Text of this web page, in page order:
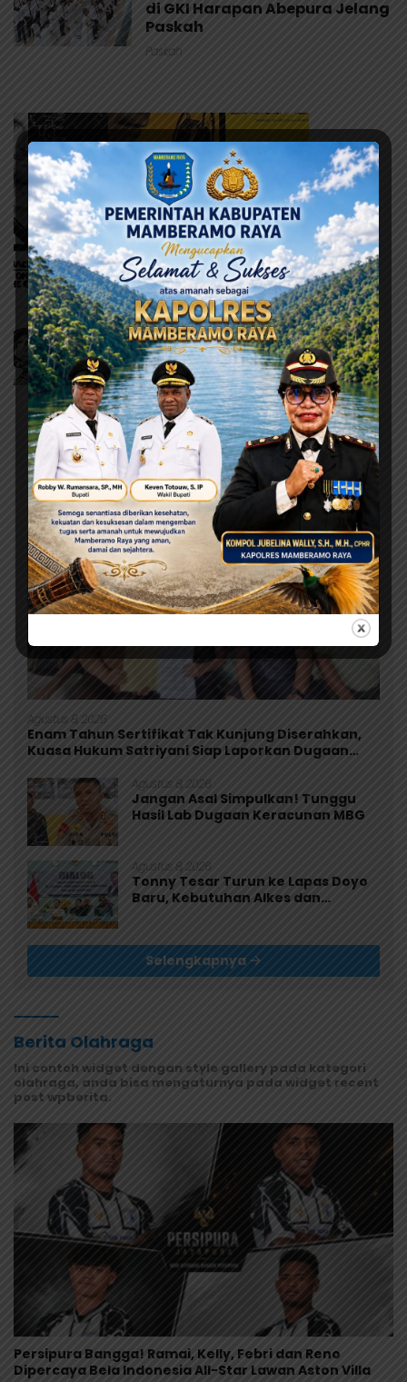
di GKI Harapan Abepura Jelang
Paskah
Paskah
Berita Terbaru
Ini adalah contoh judul deskripsi yang bisa anda isi
dan sesuaikan pada widget
Agustus 8, 2026
Enam Tahun Sertifikat Tak Kunjung Diserahkan,
Kuasa Hukum Satriyani Siap Laporkan Dugaan
Agustus 8, 2026
Jangan Asal Simpulkan! Tunggu
Hasil Lab Dugaan Keracunan MBG
Agustus 8, 2026
Tonny Tesar Turun ke Lapas Doyo
Baru, Kebutuhan Alkes dan
Selengkapnya
Berita Olahraga
Ini contoh widget dengan style gallery pada kategori
olahraga, anda bisa mengaturnya pada widget recent
post wpberita.
Persipura Bangga! Ramai, Kelly, Febri dan Reno
Dipercaya Bela Indonesia All-Star Lawan Aston Villa